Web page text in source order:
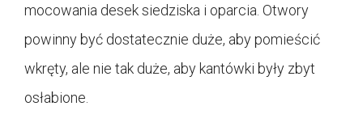
mocowania desek siedziska i oparcia. Otwory
powinny być dostatecznie duże, aby pomieścić
wkręty, ale nie tak duże, aby kantówki były zbyt
osłabione.